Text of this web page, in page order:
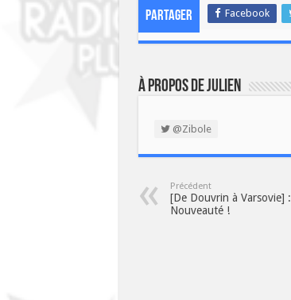
Partager Facebook
À propos de Julien
@Zibole
Précédent
[De Douvrin à Varsovie] :
Nouveauté !